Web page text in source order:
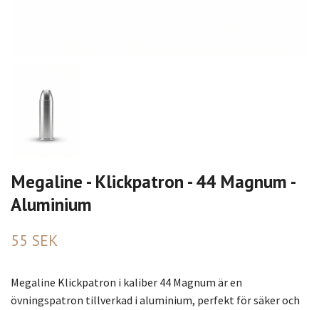
Megaline - Klickpatron - 44 Magnum -
Aluminium
55 SEK
Megaline Klickpatron i kaliber 44 Magnum är en
övningspatron tillverkad i aluminium, perfekt för säker och